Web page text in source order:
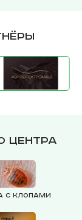
центра
с клопами